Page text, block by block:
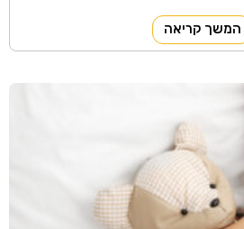
המשך קריאה